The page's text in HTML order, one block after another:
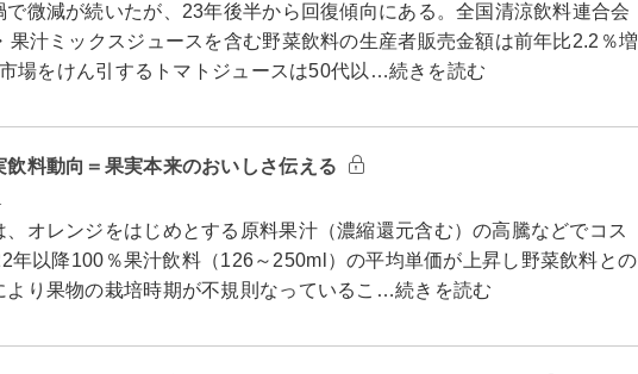
微減が続いたが、23年後半から回復傾向にある。全国清涼飲料連合会
果汁ミックスジュースを含む野菜飲料の生産者販売金額は前年比2.2％増
をけん引するトマトジュースは50代以…続きを読む
料動向＝果実本来のおいしさ伝える
オレンジをはじめとする原料果汁（濃縮還元含む）の高騰などでコス
年以降100％果汁飲料（126～250ml）の平均単価が上昇し野菜飲料との
より果物の栽培時期が不規則なっているこ…続きを読む